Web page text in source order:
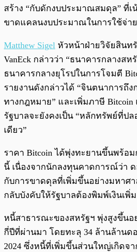
สร้าง “กับดักงบประมาณสมดุล” ที่เ
ขาดแคลนงบประมาณในการใช้จ่า
Matthew Sigel หัวหน้าฝ่ายวิจัยสินท
VanEck กล่าวว่า “ธนาคารกลางสห
ธนาคารกลางยุโรปในการโจมตี
รายงานดังกล่าวได้ “จินตนาการถึง
ทางกฎหมาย” และเพิ่มภาษี Bitcoin
รัฐบาลจะยังคงเป็น “หลักทรัพย์ที่ปล
เดียว”
ราคา Bitcoin ได้พุ่งทะยานขึ้นพร้อ
นี้ เนื่องจากนักลงทุนคาดการณ์ว่า
กับการขาดดุลที่เพิ่มขึ้นอย่างมหาศ
กลับบังคับให้รัฐบาลต้องพิมพ์เงินเพิ่ม
หนี้สาธารณะของสหรัฐฯ พุ่งสูงขึ้นอ
กี่ปีที่ผ่านมา โดยทะลุ 34 ล้านล้านด
2024 ซึ่งหนี้ที่เพิ่มขึ้นส่วนใหญ่เกิดจ